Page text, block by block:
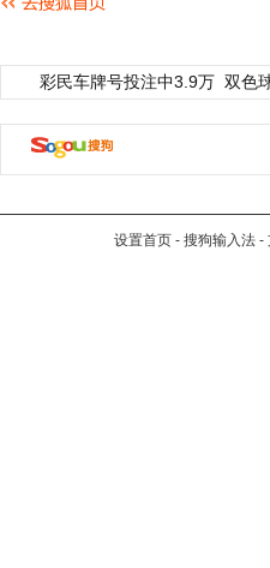
彩民车牌号投注中3.9万 双色
设置首页 - 搜狗输入法 -